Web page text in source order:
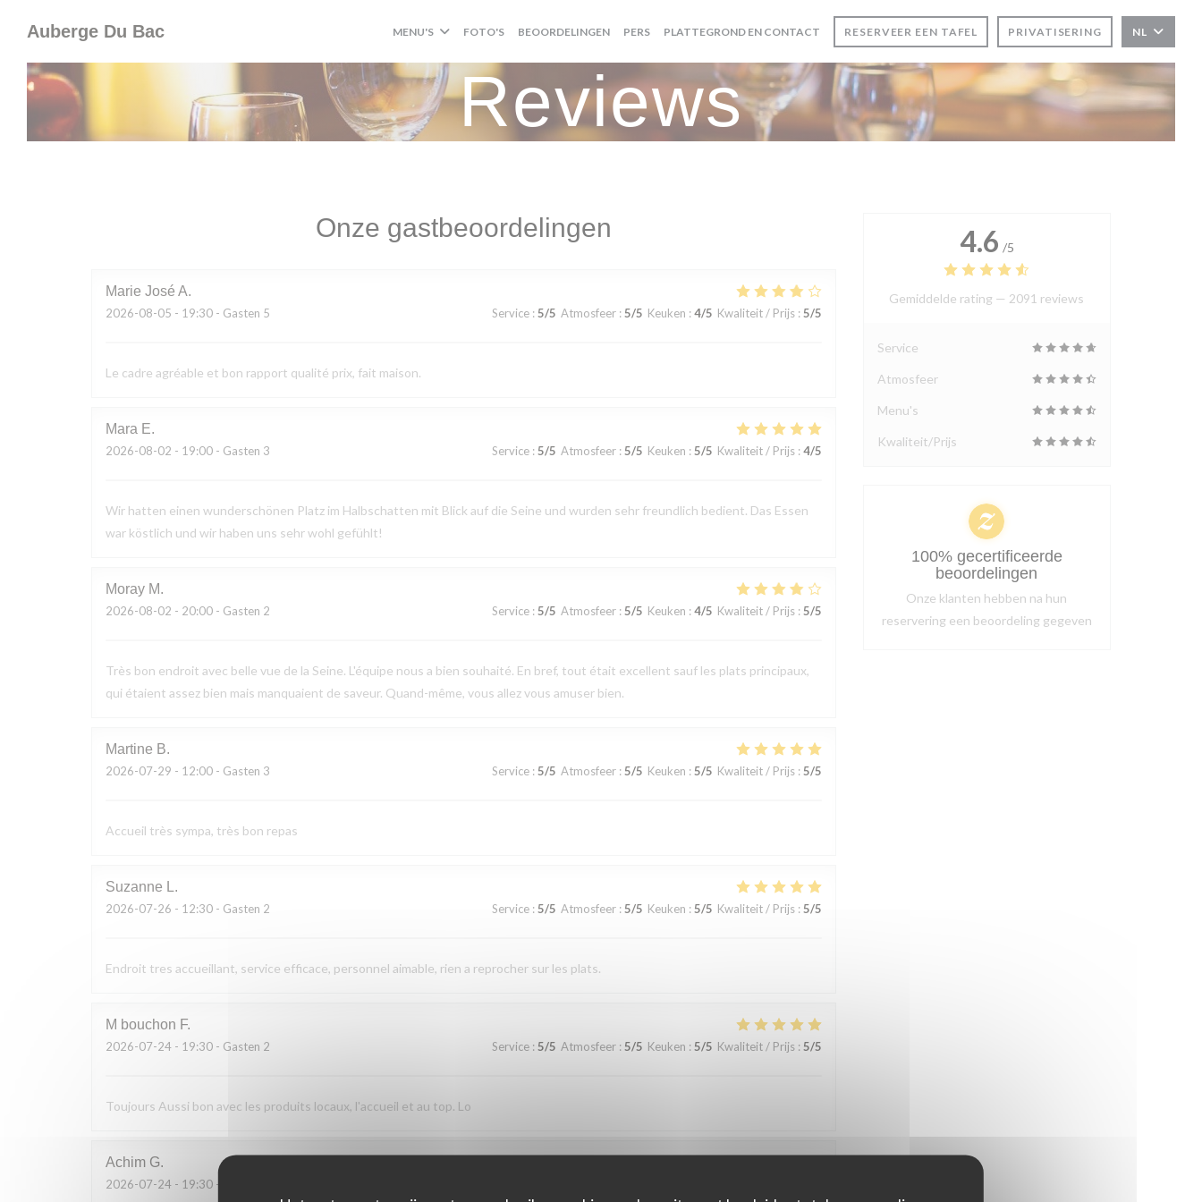
Auberge Du Bac MENU'S FOTO'S BEOORDELINGEN PERS PLATTEGROND EN CONTACT RESERVEER EEN TAFEL PRIVATISERING NL
Reviews
Onze gastbeoordelingen
Marie José A
2026-08-05 - 19:30 - Gasten 5 Service: 5/5 Atmosfeer: 5/5 Keuken : 4/5 Kwaliteit / Prijs: 5/5
Le cadre agréable et bon rapport qualité prix, fait maison.
Mara E
2026-08-02 - 19:00 - Gasten 3 Service: 5/5 Atmosfeer: 5/5 Keuken : 5/5 Kwaliteit / Prijs: 4/5
Wir hatten einen wunderschönen Platz im Halbschatten mit Blick auf die Seine und wurden sehr freundlich bedient. Das Essen
war köstlich und wir haben uns sehr wohl gefühlt!
Moray M
2026-08-02 - 20:00 - Gasten 2 Service: 5/5 Atmosfeer: 5/5 Keuken : 4/5 Kwaliteit / Prijs: 5/5
Très bon endroit avec belle vue de la Seine. L'équipe nous a bien souhaité. En bref, tout était excellent sauf les plats principaux,
qui étaient assez bien mais manquaient de saveur. Quand-même, vous allez vous amuser bien.
Martine B
2026-07-29 - 12:00 - Gasten 3 Service: 5/5 Atmosfeer: 5/5 Keuken : 5/5 Kwaliteit / Prijs: 5/5
Accueil très sympa, très bon repas
Suzanne L
2026-07-26 - 12:30 - Gasten 2 Service: 5/5 Atmosfeer: 5/5 Keuken : 5/5 Kwaliteit / Prijs: 5/5
Endroit tres accueillant, service efficace, personnel aimable, rien a reprocher sur les plats.
M bouchon F
2026-07-24 - 19:30 - Gasten 2 Service: 5/5 Atmosfeer: 5/5 Keuken : 5/5 Kwaliteit / Prijs: 5/5
Toujours Aussi bon avec les produits locaux, l'accueil et au top. Lo
Achim G
2026-07-24 - 19:30 - Gasten 2
4.6 /5
Gemiddelde rating — 2091 reviews
Service
Atmosfeer
Menu's
Kwaliteit/Prijs
100% gecertificeerde
beoordelingen
Onze klanten hebben na hun
reservering een beoordeling gegeven